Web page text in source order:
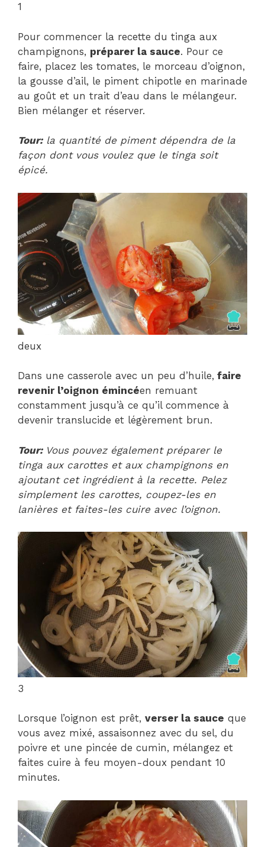
1
Pour commencer la recette du tinga aux
champignons, préparer la sauce. Pour ce
faire, placez les tomates, le morceau d’oignon,
la gousse d’ail, le piment chipotle en marinade
au goût et un trait d’eau dans le mélangeur.
Bien mélanger et réserver.
Tour:la quantité de piment dépendra de la
façon dont vous voulez que le tinga soit
épicé.
deux
Dans une casserole avec un peu d’huile, faire
revenir l’oignon émincéen remuant
constamment jusqu’à ce qu’il commence à
devenir translucide et légèrement brun.
Tour:Vous pouvez également préparer le
tinga aux carottes et aux champignons en
ajoutant cet ingrédient à la recette. Pelez
simplement les carottes, coupez-les en
lanières et faites-les cuire avec l’oignon.
3
Lorsque l’oignon est prêt, verser la sauce que
vous avez mixé, assaisonnez avec du sel, du
poivre et une pincée de cumin, mélangez et
faites cuire à feu moyen-doux pendant 10
minutes.